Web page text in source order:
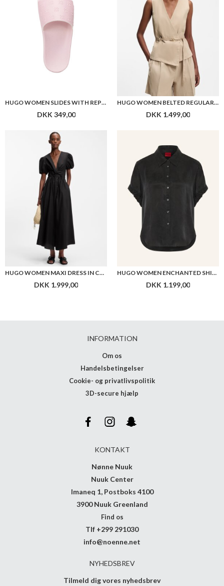
HUGO WOMEN SLIDES WITH REPEAT STACKED-LOGO UPPERS
DKK 349,00
HUGO WOMEN BELTED REGULAR-FIT VEST IN COTTON AND HEMP
DKK 1.499,00
HUGO WOMEN MAXI DRESS IN COTTON WITH TWIST FRONT
DKK 1.999,00
HUGO WOMEN ENCHANTED SHIRT
DKK 1.199,00
INFORMATION
Om os
Handelsbetingelser
Cookie- og privatlivspolitik
3D-secure hjælp
KONTAKT
Nønne Nuuk
Nuuk Center
Imaneq 1, Postboks 4100
3900 Nuuk Greenland
Find os
Tlf +299 291030
info@noenne.net
NYHEDSBREV
Tilmeld dig vores nyhedsbrev